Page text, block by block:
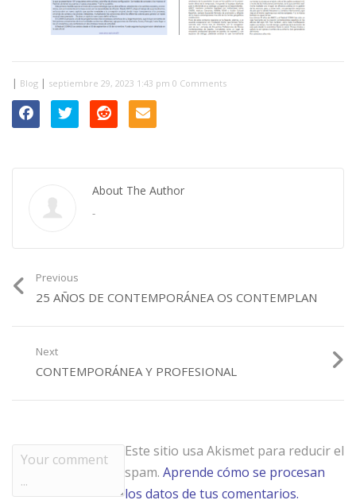
| Blog | septiembre 29, 2023 1:43 pm 0 Comments
About The Author
-
Previous
25 AÑOS DE CONTEMPORÁNEA OS CONTEMPLAN
Next
CONTEMPORÁNEA Y PROFESIONAL
Este sitio usa Akismet para reducir el
spam. Aprende cómo se procesan
los datos de tus comentarios.